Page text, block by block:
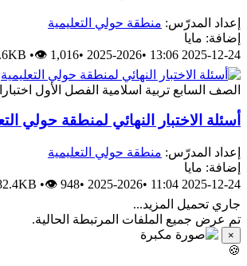
إعداد المدرّس: منطقة حولي التعليمية
إضافة: مايا
2025-12-24 13:06
•
2025-2026
•
•👁 1,016
الصف السابع تربية اسلامية الفصل الأول
أسئلة الاختبار النهائي لمنطقة حولي
إعداد المدرّس: منطقة حولي التعليمية
إضافة: مايا
2025-12-24 11:04
•
2025-2026
•
•👁 948
جاري تحميل المزيد...
تم عرض جميع الملفات المرتبطة الحالية.
×
🍪